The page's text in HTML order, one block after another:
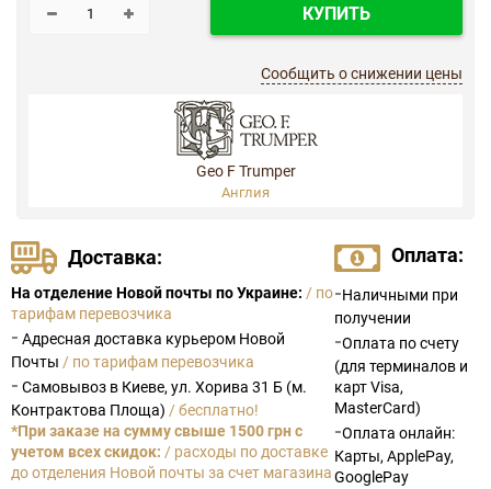
КУПИТЬ
Сообщить о снижении цены
Geo F Trumper
Англия
Доставка:
На отделение Новой почты по Украине: / по
тарифам перевозчика
- Адресная доставка курьером Новой
Почты / по тарифам перевозчика
- Самовывоз в Киеве, ул. Хорива 31 Б (м.
Контрактова Площа) / бесплатно!
*При заказе на сумму свыше 1500 грн с
учетом всех скидок: / расходы по доставке
до отделения Новой почты за счет магазина
Оплата:
-Наличными при
получении
-Оплата по счету
(для терминалов и
карт Visa,
MasterCard)
-Оплата онлайн:
Карты, ApplePay,
GooglePay